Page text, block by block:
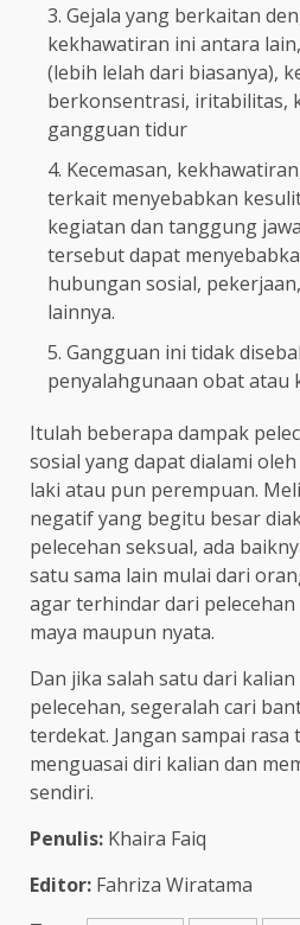
Gejala yang berkaitan
kekhawatiran ini antara
(lebih lelah dari biasanya),
berkonsentrasi, iritabilitas,
gangguan tidur
Kecemasan,
terkait menyebabkan
kegiatan dan tanggung
tersebut dapat
hubungan sosial,
lainnya.
Gangguan ini tidak
penyalahgunaan obat atau
Itulah beberapa dampak
sosial yang dapat dialami
laki atau pun perempuan.
negatif yang begitu besar
pelecehan seksual, ada
satu sama lain mulai dari
agar terhindar dari
maya maupun nyata.
Dan jika salah satu dari
pelecehan, segeralah cari
terdekat. Jangan sampai
menguasai diri kalian dan
sendiri.
Penulis: Khaira Faiq
Editor: Fahriza Wiratama